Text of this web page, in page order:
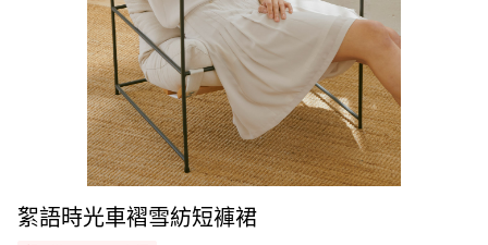
絮語時光車褶雪紡短褲裙